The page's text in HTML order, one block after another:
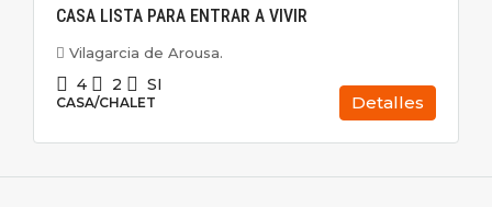
CASA LISTA PARA ENTRAR A VIVIR
Vilagarcia de Arousa.
4 2 SI
CASA/CHALET Detalles